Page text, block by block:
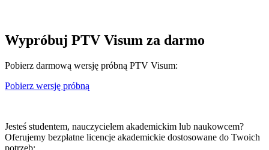
Wypróbuj PTV Visum za darmo
Pobierz darmową wersję próbną PTV Visum:
Pobierz wersję próbną
Jesteś studentem, nauczycielem akademickim lub naukowcem?
Oferujemy bezpłatne licencje akademickie dostosowane do Twoich
potrzeb: